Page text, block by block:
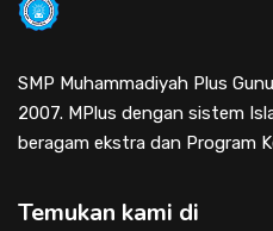
SMP Muhammadiyah Plus
2007. MPlus dengan sistem
beragam ekstra dan Program
Temukan kami di